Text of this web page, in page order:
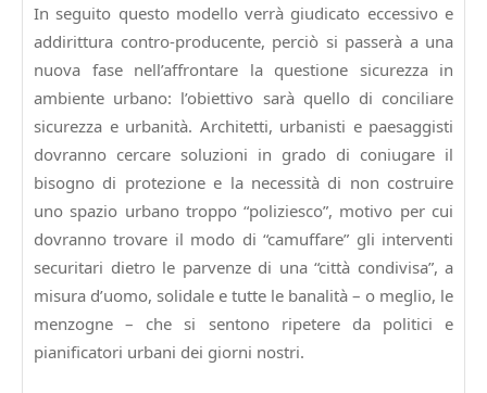
In seguito questo modello verrà giudicato eccessivo e
addirittura contro-producente, perciò si passerà a una
nuova fase nell’affrontare la questione sicurezza in
ambiente urbano: l’obiettivo sarà quello di conciliare
sicurezza e urbanità. Architetti, urbanisti e paesaggisti
dovranno cercare soluzioni in grado di coniugare il
bisogno di protezione e la necessità di non costruire
uno spazio urbano troppo “poliziesco”, motivo per cui
dovranno trovare il modo di “camuffare” gli interventi
securitari dietro le parvenze di una “città condivisa”, a
misura d’uomo, solidale e tutte le banalità – o meglio, le
menzogne – che si sentono ripetere da politici e
pianificatori urbani dei giorni nostri.